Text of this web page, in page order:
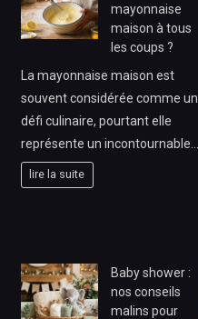
mayonnaise
maison à tous
les coups ?
La mayonnaise maison est
souvent considérée comme un
défi culinaire, pourtant elle
représente un incontournable…
lire la suite
Baby shower :
nos conseils
malins pour